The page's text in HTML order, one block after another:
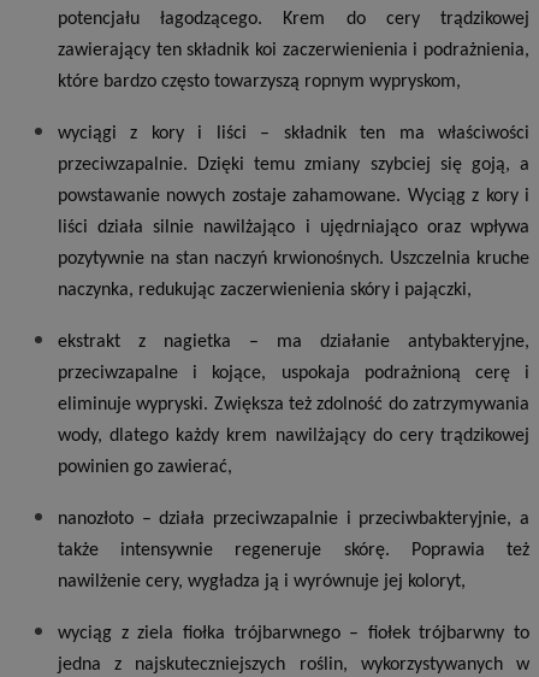
potencjału łagodzącego. Krem do cery trądzikowej
zawierający ten składnik koi zaczerwienienia i podrażnienia,
które bardzo często towarzyszą ropnym wypryskom,
wyciągi z kory i liści – składnik ten ma właściwości
przeciwzapalnie. Dzięki temu zmiany szybciej się goją, a
powstawanie nowych zostaje zahamowane. Wyciąg z kory i
liści działa silnie nawilżająco i ujędrniająco oraz wpływa
pozytywnie na stan naczyń krwionośnych. Uszczelnia kruche
naczynka, redukując zaczerwienienia skóry i pajączki,
ekstrakt z nagietka – ma działanie antybakteryjne,
przeciwzapalne i kojące, uspokaja podrażnioną cerę i
eliminuje wypryski. Zwiększa też zdolność do zatrzymywania
wody, dlatego każdy krem nawilżający do cery trądzikowej
powinien go zawierać,
nanozłoto – działa przeciwzapalnie i przeciwbakteryjnie, a
także intensywnie regeneruje skórę. Poprawia też
nawilżenie cery, wygładza ją i wyrównuje jej koloryt,
wyciąg z ziela fiołka trójbarwnego – fiołek trójbarwny to
jedna z najskuteczniejszych roślin, wykorzystywanych w